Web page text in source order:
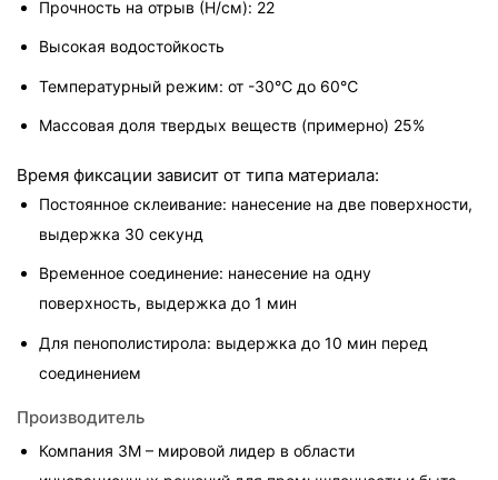
Прочность на отрыв (Н/см): 22
Высокая водостойкость
Температурный режим: от -30℃ до 60℃
Массовая доля твердых веществ (примерно) 25%
Время фиксации зависит от типа материала:
Постоянное склеивание: нанесение на две поверхности,
выдержка 30 секунд
Временное соединение: нанесение на одну
поверхность, выдержка до 1 мин
Для пенополистирола: выдержка до 10 мин перед
соединением
Производитель
Компания 3M – мировой лидер в области